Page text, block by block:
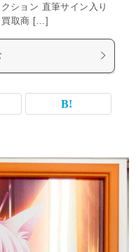
ション 直筆サイン入り
買取商 […]